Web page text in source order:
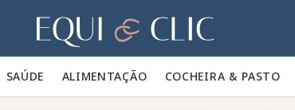
Lar
SAÚDE ✨ ALIMENTAÇÃO 🥕 COCHEIRA & PASTO 🍃